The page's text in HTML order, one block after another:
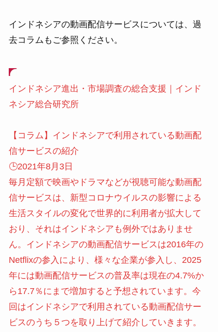
インドネシアの動画配信サービスについては、過
去コラムもご参照ください。
インドネシア進出・市場調査の総合支援｜インド
ネシア総合研究所
【コラム】インドネシアで利用されている動画配
信サービスの紹介
🕒️2021年8月3日
毎月定額で映画やドラマなどが視聴可能な動画配
信サービスは、新型コロナウイルスの影響による
生活スタイルの変化で世界的に利用者が拡大して
おり、それはインドネシアも例外ではありませ
ん。インドネシアの動画配信サービスは2016年の
Netflixの参入により、様々な企業が参入し、2025
年には動画配信サービスの普及率は現在の4.7%か
ら17.7％にまで増加すると予想されています。今
回はインドネシアで利用されている動画配信サー
ビスのうち５つを取り上げて紹介していきます。